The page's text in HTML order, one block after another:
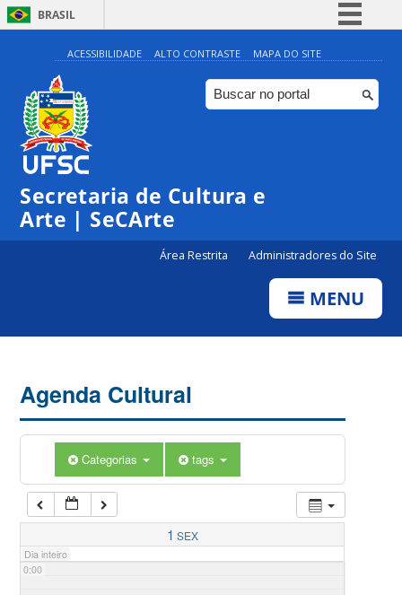
BRASIL
Simplifique!
Comunica BR
Participe
ACESSIBILIDADE ALTO CONTRASTE MAPA DO SITE
Secretaria de Cultura e
Arte | SeCArte
Área Restrita Administradores do Site
MENU
Agenda Cultural
Categorias tags
1 SEX
Dia inteiro
0:00